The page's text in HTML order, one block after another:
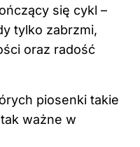
się cykl –
tylko zabrzmi,
oraz radość
piosenki takie
ważne w